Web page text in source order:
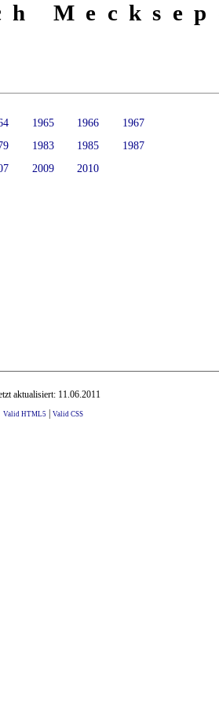
1965 1966
1967
1983 1985
1987
2009 2010
aktualisiert: 11.06.2011
Valid HTML5 Valid CSS